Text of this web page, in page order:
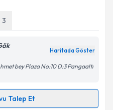
ilişkinAydınlatma
3
Haritada Göster
bey Plaza No:10 D:3 Pangaaltı
Talep Et